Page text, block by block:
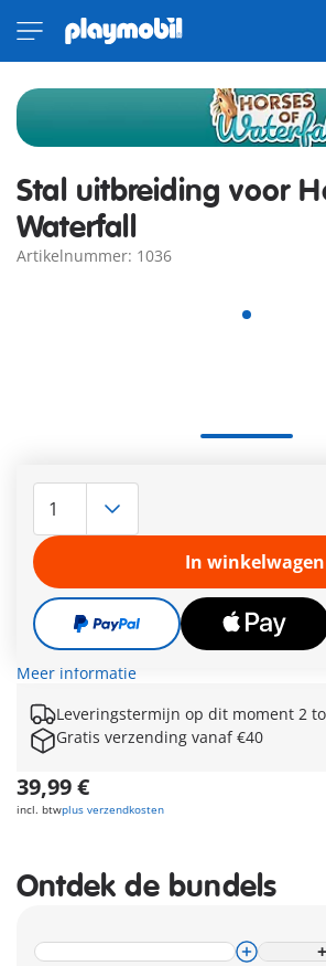
Stal uitbreiding voor
Waterfall
Artikelnummer: 1036
Staluitbreiding van Horses of Waterfall!
past perfect bij de PLAYMOBIL Horses of
paardenwereld. Met deze fantastische
avonturen van PLAYMOBIL-paarden nog
Combineer de staluitbreiding met de
om een paardenparadijs te creëren in
Gemiddeld zijn alle speelsets in de
Waterval wereld gemaakt van meer dan
biobased materialen.
Meer informatie
Leveringstermijn op dit moment 2
Gratis verzending vanaf €40
39,99 €
incl. btwplus verzendkosten
In winkelwagen
Ontdek de bundels
+